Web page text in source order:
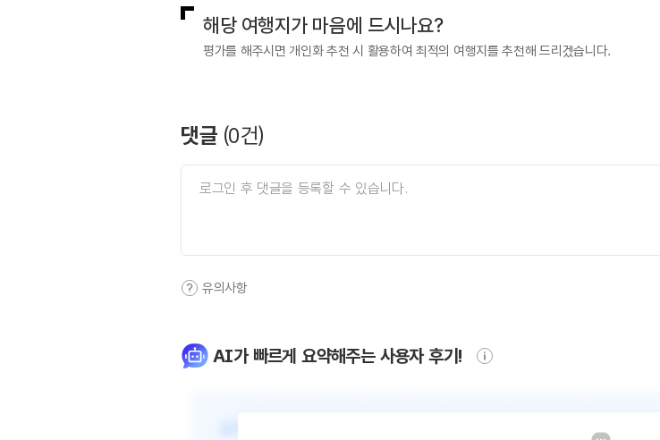
해당 여행지가 마음에 드시나요?
평가를 해주시면 개인화 추천 시 활용하여 최적의 여행지를 추천해 드리겠습니다.
댓글 (0건)
유의사항
AI가 빠르게 요약해주는 사용자 후기!